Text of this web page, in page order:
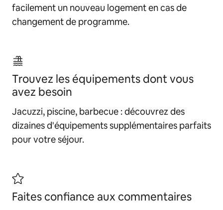
facilement un nouveau logement en cas de
changement de programme.
Trouvez les équipements dont vous
avez besoin
Jacuzzi, piscine, barbecue : découvrez des
dizaines d'équipements supplémentaires parfaits
pour votre séjour.
Faites confiance aux commentaires